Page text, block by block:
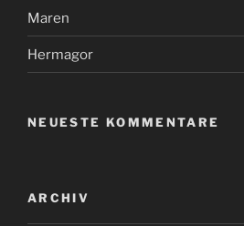
Maren
Hermagor
NEUESTE KOMMENTARE
ARCHIV